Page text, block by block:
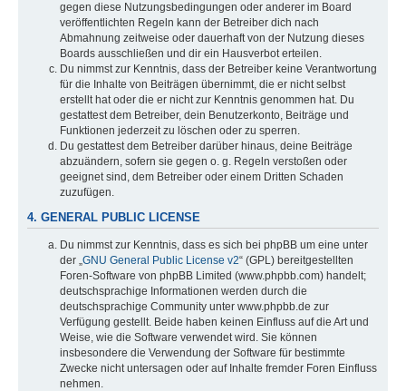
gegen diese Nutzungsbedingungen oder anderer im Board
veröffentlichten Regeln kann der Betreiber dich nach
Abmahnung zeitweise oder dauerhaft von der Nutzung dieses
Boards ausschließen und dir ein Hausverbot erteilen.
Du nimmst zur Kenntnis, dass der Betreiber keine Verantwortung
für die Inhalte von Beiträgen übernimmt, die er nicht selbst
erstellt hat oder die er nicht zur Kenntnis genommen hat. Du
gestattest dem Betreiber, dein Benutzerkonto, Beiträge und
Funktionen jederzeit zu löschen oder zu sperren.
Du gestattest dem Betreiber darüber hinaus, deine Beiträge
abzuändern, sofern sie gegen o. g. Regeln verstoßen oder
geeignet sind, dem Betreiber oder einem Dritten Schaden
zuzufügen.
4. GENERAL PUBLIC LICENSE
Du nimmst zur Kenntnis, dass es sich bei phpBB um eine unter
der „ GNU General Public License v2“ (GPL) bereitgestellten
Foren-Software von phpBB Limited (www.phpbb.com) handelt;
deutschsprachige Informationen werden durch die
deutschsprachige Community unter www.phpbb.de zur
Verfügung gestellt. Beide haben keinen Einfluss auf die Art und
Weise, wie die Software verwendet wird. Sie können
insbesondere die Verwendung der Software für bestimmte
Zwecke nicht untersagen oder auf Inhalte fremder Foren Einfluss
nehmen.